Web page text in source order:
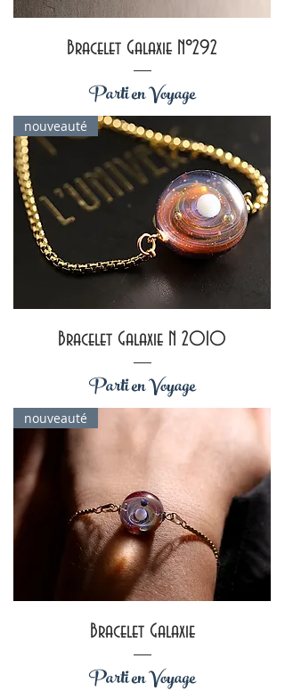
Bracelet Galaxie N°292
Parti en Voyage
nouveauté
Bracelet Galaxie N 2010
Parti en Voyage
nouveauté
Bracelet Galaxie
Parti en Voyage